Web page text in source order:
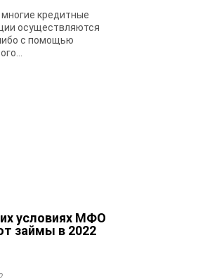
кредитные
осуществляются
с помощью
условиях МФО
займы в 2022